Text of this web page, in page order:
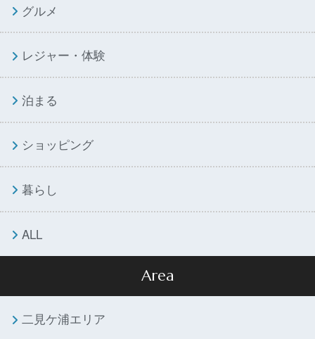
グルメ
レジャー・体験
泊まる
ショッピング
暮らし
ALL
Area
二見ケ浦エリア